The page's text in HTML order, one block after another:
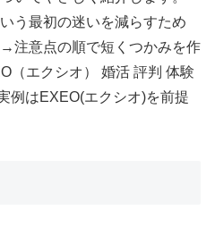
う最初の迷いを減らすため
注意点の順で短くつかみを作
（エクシオ） 婚活 評判 体験
例はEXEO(エクシオ)を前提